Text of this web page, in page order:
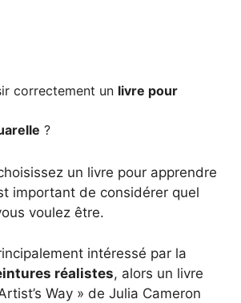
correctement un livre pour
?
un livre pour apprendre
important de considérer quel
voulez être.
intéressé par la
réalistes, alors un livre
Way » de Julia Cameron